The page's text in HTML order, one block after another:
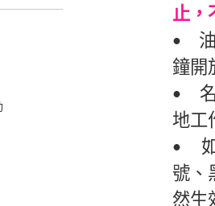
止，
• 油
鐘開
• 名
地工
• 如
號、
然生